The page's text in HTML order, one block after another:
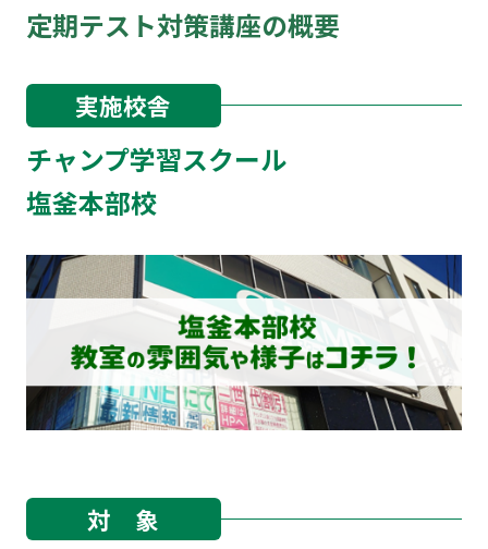
定期テスト対策講座の概要
実施校舎
チャンプ学習スクール
塩釜本部校
対 象